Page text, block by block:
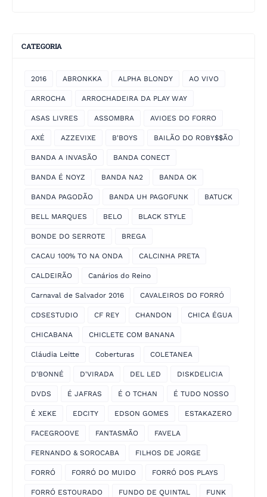
CATEGORIA
2016 ABRONKKA ALPHA BLONDY AO VIVO
ARROCHA ARROCHADEIRA DA PLAY WAY
ASAS LIVRES ASSOMBRA AVIOES DO FORRO
AXÉ AZZEVIXE B'BOYS BAILÃO DO ROBY$$ÃO
BANDA A INVASÃO BANDA CONECT
BANDA É NOYZ BANDA NA2 BANDA OK
BANDA PAGODÃO BANDA UH PAGOFUNK BATUCK
BELL MARQUES BELO BLACK STYLE
BONDE DO SERROTE BREGA
CACAU 100% TO NA ONDA CALCINHA PRETA
CALDEIRÃO Canários do Reino
Carnaval de Salvador 2016 CAVALEIROS DO FORRÓ
CDSESTUDIO CF REY CHANDON CHICA ÉGUA
CHICABANA CHICLETE COM BANANA
Cláudia Leitte Coberturas COLETANEA
D'BONNÉ D'VIRADA DEL LED DISKDELICIA
DVDS É JAFRAS É O TCHAN É TUDO NOSSO
É XEKE EDCITY EDSON GOMES ESTAKAZERO
FACEGROOVE FANTASMÃO FAVELA
FERNANDO & SOROCABA FILHOS DE JORGE
FORRÓ FORRÓ DO MUIDO FORRÓ DOS PLAYS
FORRÓ ESTOURADO FUNDO DE QUINTAL FUNK